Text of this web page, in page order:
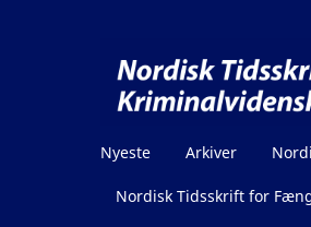
Nyeste Arkiver
Nordisk Tidsskrift for